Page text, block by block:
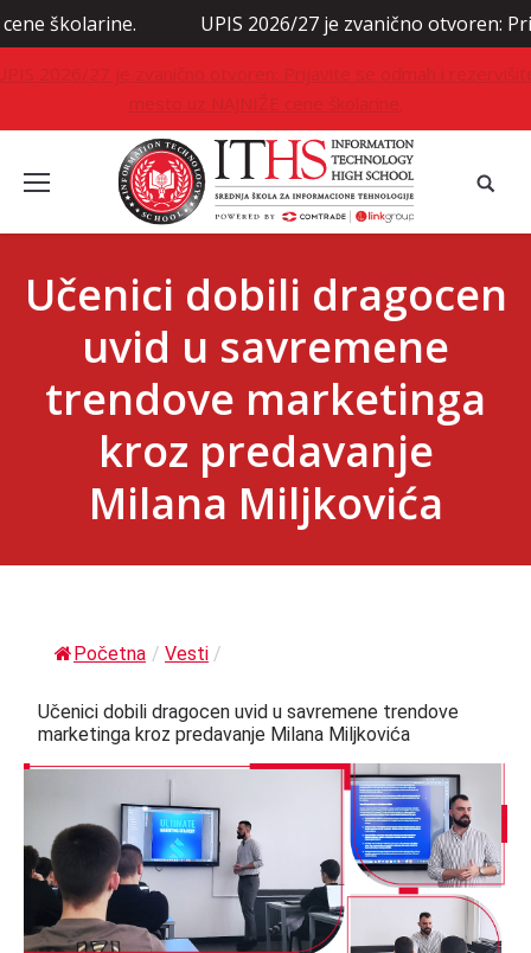
UPIS 2026/27 je zvanično otvoren: Prijavite
2026/27 je zvanično otvoren: Prijavite se odmah i
mesto uz NAJNIŽE cene školarine.
Učenici dobili dragocen
uvid u savremene
trendove marketinga
kroz predavanje
Milana Miljkovića
Početna / Vesti /
Učenici dobili dragocen uvid u savremene trendove
marketinga kroz predavanje Milana Miljkovića